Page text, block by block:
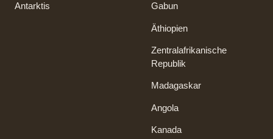
Antarktis Gabun
Äthiopien
Zentralafrikanische
Republik
Madagaskar
Angola
Kanada